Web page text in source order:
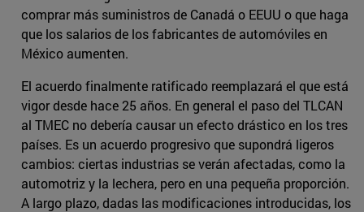
comprar más suministros de Canadá o EEUU o que haga
que los salarios de los fabricantes de automóviles en
México aumenten.
El acuerdo finalmente ratificado reemplazará el que está
vigor desde hace 25 años. En general el paso del TLCAN
al TMEC no debería causar un efecto drástico en los tres
países. Es un acuerdo progresivo que supondrá ligeros
cambios: ciertas industrias se verán afectadas, como la
automotriz y la lechera, pero en una pequeña proporción.
A largo plazo, dadas las modificaciones introducidas, los